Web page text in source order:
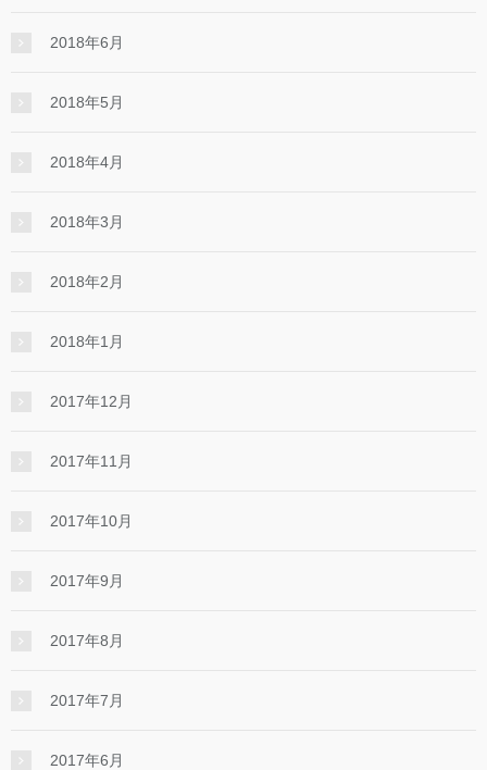
2018年6月
2018年5月
2018年4月
2018年3月
2018年2月
2018年1月
2017年12月
2017年11月
2017年10月
2017年9月
2017年8月
2017年7月
2017年6月